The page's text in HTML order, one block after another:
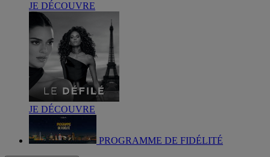
JE DÉCOUVRE
JE DÉCOUVRE
PROGRAMME DE FIDÉLITÉ